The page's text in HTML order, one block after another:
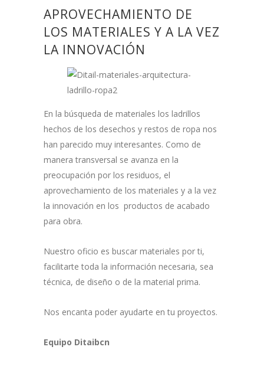
APROVECHAMIENTO DE
LOS MATERIALES Y A LA VEZ
LA INNOVACIÓN
En la búsqueda de materiales los ladrillos
hechos de los desechos y restos de ropa nos
han parecido muy interesantes. Como de
manera transversal se avanza en la
preocupación por los residuos, el
aprovechamiento de los materiales y a la vez
la innovación en los productos de acabado
para obra.
Nuestro oficio es buscar materiales por ti,
facilitarte toda la información necesaria, sea
técnica, de diseño o de la material prima.
Nos encanta poder ayudarte en tu proyectos.
Equipo Ditaibcn